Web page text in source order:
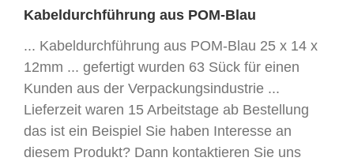
Kabeldurchführung aus POM-Blau
... Kabeldurchführung aus POM-Blau 25 x 14 x
12mm ... gefertigt wurden 63 Sück für einen
Kunden aus der Verpackungsindustrie ...
Lieferzeit waren 15 Arbeitstage ab Bestellung
das ist ein Beispiel Sie haben Interesse an
diesem Produkt? Dann kontaktieren Sie uns